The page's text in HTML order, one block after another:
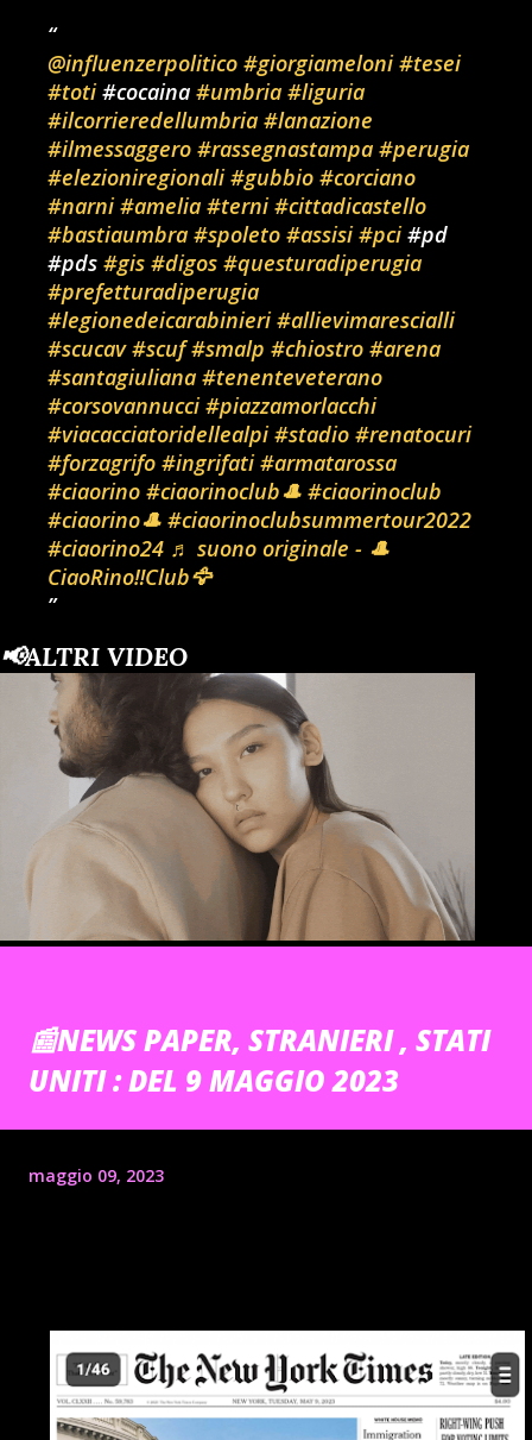
@influenzerpolitico #giorgiameloni #tesei
#toti#cocaina #umbria #liguria
#ilcorrieredellumbria #lanazione
#ilmessaggero #rassegnastampa #perugia
#elezioniregionali #gubbio #corciano
#narni #amelia #terni #cittadicastello
#bastiaumbra #spoleto #assisi #pci#pd
#pds #gis #digos #questuradiperugia
#prefetturadiperugia
#legionedeicarabinieri #allievimarescialli
#scucav #scuf #smalp #chiostro #arena
#santagiuliana #tenenteveterano
#corsovannucci #piazzamorlacchi
#viacacciatoridellealpi #stadio #renatocuri
#forzagrifo #ingrifati #armatarossa
#ciaorino #ciaorinoclub🎩 #ciaorinoclub
#ciaorino🎩 #ciaorinoclubsummertour2022
#ciaorino24 ♬ suono originale - 🎩
CiaoRino‼️Club🦅
📢ALTRI VIDEO
📰NEWS PAPER, STRANIERI , STATI
UNITI : DEL 9 MAGGIO 2023
maggio 09, 2023